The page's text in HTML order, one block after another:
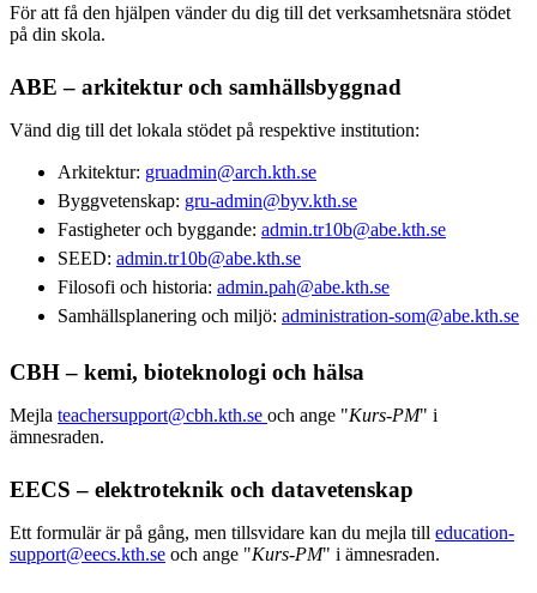
För att få den hjälpen vänder du dig till det verksamhetsnära stödet
på din skola.
ABE – arkitektur och samhällsbyggnad
Vänd dig till det lokala stödet på respektive institution:
Arkitektur: gruadmin@arch.kth.se
Byggvetenskap: gru-admin@byv.kth.se
Fastigheter och byggande: admin.tr10b@abe.kth.se
SEED: admin.tr10b@abe.kth.se
Filosofi och historia: admin.pah@abe.kth.se
Samhällsplanering och miljö: administration-som@abe.kth.se
CBH – kemi, bioteknologi och hälsa
Mejla teachersupport@cbh.kth.se och ange "Kurs-PM" i
ämnesraden.
EECS – elektroteknik och datavetenskap
Ett formulär är på gång, men tillsvidare kan du mejla till education-
support@eecs.kth.se och ange "Kurs-PM" i ämnesraden.